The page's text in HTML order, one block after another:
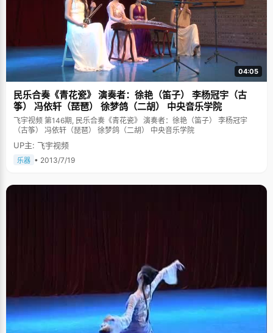
04:05
民乐合奏《青花瓷》 演奏者：徐艳（笛子） 李杨冠宇（古
筝） 冯依轩（琵琶） 徐梦鸽（二胡） 中央音乐学院
飞宇视频 第146期, 民乐合奏《青花瓷》 演奏者：徐艳（笛子） 李杨冠宇
（古筝） 冯依轩（琵琶） 徐梦鸽（二胡） 中央音乐学院
UP主: 飞宇视频
乐器 • 2013/7/19